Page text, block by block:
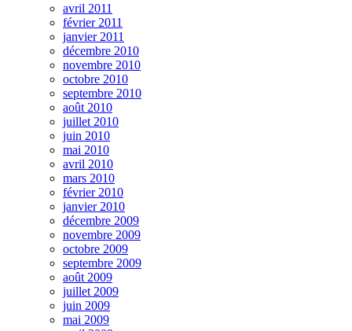
avril 2011
février 2011
janvier 2011
décembre 2010
novembre 2010
octobre 2010
septembre 2010
août 2010
juillet 2010
juin 2010
mai 2010
avril 2010
mars 2010
février 2010
janvier 2010
décembre 2009
novembre 2009
octobre 2009
septembre 2009
août 2009
juillet 2009
juin 2009
mai 2009